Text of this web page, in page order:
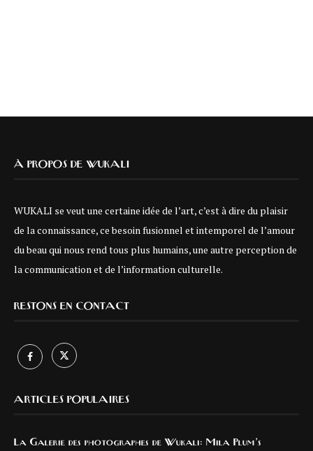
À PROPOS DE WUKALI
WUKALI se veut une certaine idée de l’art, c’est à dire du plaisir
de la connaissance, ce besoin fusionnel et intemporel de l’amour
du beau qui nous rend tous plus humains, une autre perception de
la communication et de l’information culturelle.
RESTONS EN CONTACT
ARTICLES POPULAIRES
La Galerie des photographes de Wukali: Mila Plum’s